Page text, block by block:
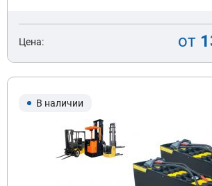
Цена: от
В наличии